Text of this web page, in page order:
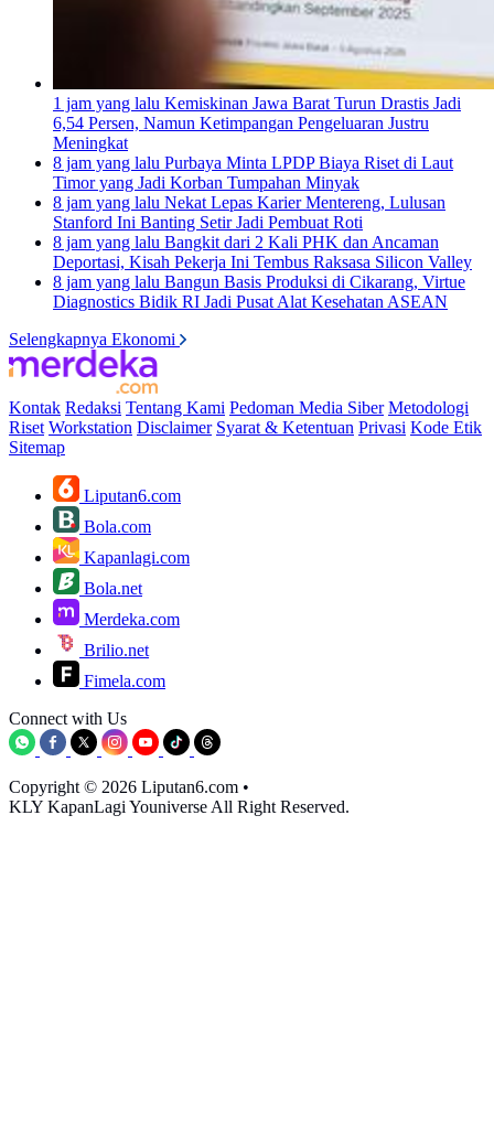
1 jam yang lalu Kemiskinan Jawa Barat Turun Drastis Jadi
6,54 Persen, Namun Ketimpangan Pengeluaran Justru
Meningkat
8 jam yang lalu Purbaya Minta LPDP Biaya Riset di Laut
Timor yang Jadi Korban Tumpahan Minyak
8 jam yang lalu Nekat Lepas Karier Mentereng, Lulusan
Stanford Ini Banting Setir Jadi Pembuat Roti
8 jam yang lalu Bangkit dari 2 Kali PHK dan Ancaman
Deportasi, Kisah Pekerja Ini Tembus Raksasa Silicon Valley
8 jam yang lalu Bangun Basis Produksi di Cikarang, Virtue
Diagnostics Bidik RI Jadi Pusat Alat Kesehatan ASEAN
Selengkapnya Ekonomi
Kontak Redaksi Tentang Kami Pedoman Media Siber Metodologi
Riset Workstation Disclaimer Syarat & Ketentuan Privasi Kode Etik
Sitemap
Liputan6.com
Bola.com
Kapanlagi.com
Bola.net
Merdeka.com
Brilio.net
Fimela.com
Connect with Us
Copyright © 2026 Liputan6.com •
KLY KapanLagi Youniverse All Right Reserved.